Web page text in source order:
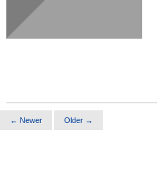
← Newer Older →